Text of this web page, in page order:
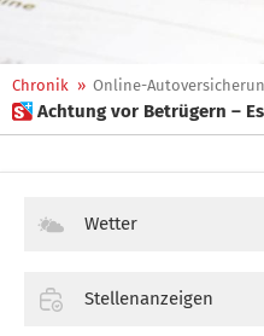
Chronik » Online-
 Achtung vor Betrügern –
Wetter
Stellenanzeigen